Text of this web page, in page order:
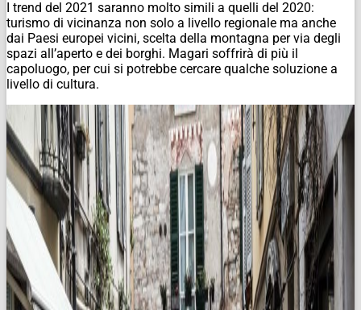
I trend del 2021 saranno molto simili a quelli del 2020:
turismo di vicinanza non solo a livello regionale ma anche
dai Paesi europei vicini, scelta della montagna per via degli
spazi all’aperto e dei borghi. Magari soffrirà di più il
capoluogo, per cui si potrebbe cercare qualche soluzione a
livello di cultura.